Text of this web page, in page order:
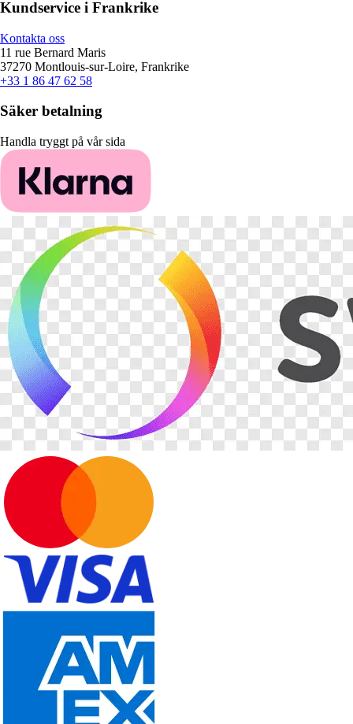
Kundservice i Frankrike
Kontakta oss
11 rue Bernard Maris
37270 Montlouis-sur-Loire, Frankrike
+33 1 86 47 62 58
Säker betalning
Handla tryggt på vår sida